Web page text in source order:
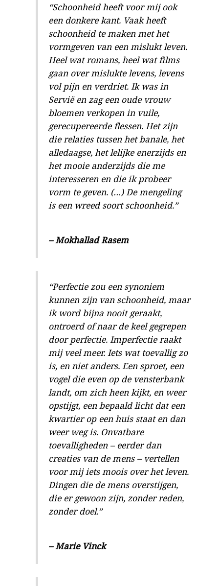
“Schoonheid heeft voor mij ook
een donkere kant. Vaak heeft
schoonheid te maken met het
vormgeven van een mislukt leven.
Heel wat romans, heel wat films
gaan over mislukte levens, levens
vol pijn en verdriet. Ik was in
Servië en zag een oude vrouw
bloemen verkopen in vuile,
gerecupereerde flessen. Het zijn
die relaties tussen het banale, het
alledaagse, het lelijke enerzijds en
het mooie anderzijds die me
interesseren en die ik probeer
vorm te geven. (…) De mengeling
is een wreed soort schoonheid.”
– Mokhallad Rasem
“Perfectie zou een synoniem
kunnen zijn van schoonheid, maar
ik word bijna nooit geraakt,
ontroerd of naar de keel gegrepen
door perfectie. Imperfectie raakt
mij veel meer. Iets wat toevallig zo
is, en niet anders. Een sproet, een
vogel die even op de vensterbank
landt, om zich heen kijkt, en weer
opstijgt, een bepaald licht dat een
kwartier op een huis staat en dan
weer weg is. Onvatbare
toevalligheden – eerder dan
creaties van de mens – vertellen
voor mij iets moois over het leven.
Dingen die de mens overstijgen,
die er gewoon zijn, zonder reden,
zonder doel.”
– Marie Vinck